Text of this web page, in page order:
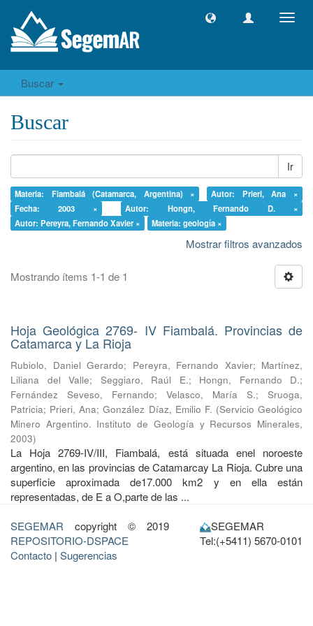
Buscar
Buscar
Ir
Materia: Fiambalá (Catamarca, Argentina) ×
Autor: Prieri, Ana ×
Fecha: 2003 ×
Autor: Hongn, Fernando D. ×
Autor: Pereyra, Fernando Xavier ×
Materia: geología ×
Mostrar filtros avanzados
Mostrando ítems 1-1 de 1
Hoja Geológica 2769- IV Fiambalá. Provincias de
Catamarca y La Rioja
Rubiolo, Daniel Gerardo; Pereyra, Fernando Xavier; Martínez,
Liliana del Valle; Seggiaro, Raúl E.; Hongn, Fernando D.;
Fernández Seveso, Fernando; Velasco, María S.; Sruoga,
Patricia; Prieri, Ana;González Díaz, Emilio F. (Servicio Geológico
Minero Argentino. Instituto de Geología y Recursos Minerales,
2003)
La Hoja 2769-IV/III, Fiambalá, está situada enel noroeste
argentino, en las provincias de Catamarcay La Rioja. Cubre una
superficie aproximada de17.000 km2 y en ella están
representadas, de E a O,parte de las ...
SEGEMAR copyright © 2019
REPOSITORIO-DSPACE
Contacto | Sugerencias
SEGEMAR
Tel:(+5411) 5670-0101